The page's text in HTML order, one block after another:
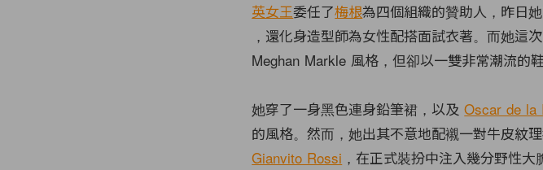
英女王委任了梅根為四個組織的贊助人，昨日
，還化身造型師為女性配搭面試衣著。而她這
Meghan Markle 風格，但卻以一雙非常潮流的
她穿了一身黑色連身鉛筆裙，以及Oscar de la
的風格。然而，她出其不意地配襯一對牛皮紋
Gianvito Rossi ，在正式裝扮中注入幾分野性